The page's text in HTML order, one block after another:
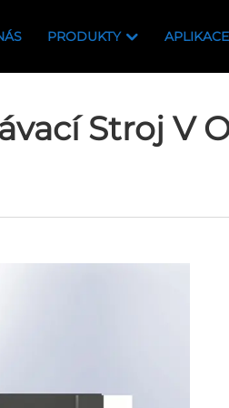
PRODUKTY APLIKACE
Stroj V